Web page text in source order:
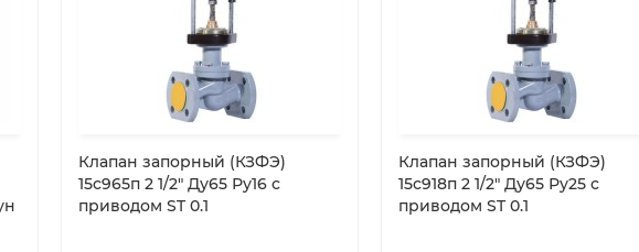
Клапан запорный (КЗФЭ)
15с965п 2 1/2″ Ду65 Ру16 с
приводом ST 0.1
Клапан запорный (КЗФЭ)
15с918п 2 1/2″ Ду65 Ру25 с
приводом ST 0.1